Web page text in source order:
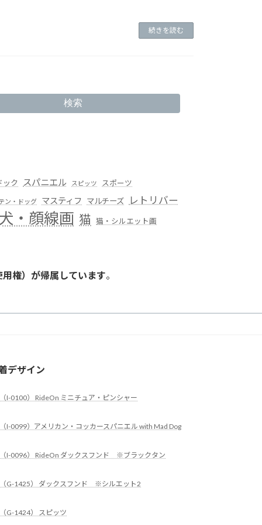
続きを読む
検索
ック スパニエル スピッツ スポーツ
ン・ドッグ マスティフ マルチーズ レトリバー
・顔線画 猫 猫・シルエット画
権）が帰属しています。
デザイン
（I-0100） RideOn ミニチュア・ピンシャー
（I-0099）アメリカン・コッカースパニエル with Mad Dog
（I-0096） RideOn ダックスフンド ※ブラックタン
（G-1425） ダックスフンド ※シルエット2
（G-1424） スピッツ